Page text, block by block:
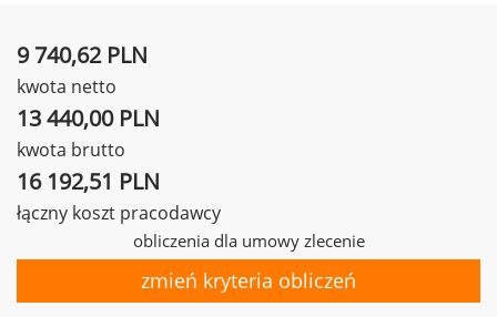
9 740,62 PLN
kwota netto
13 440,00 PLN
kwota brutto
16 192,51 PLN
łączny koszt pracodawcy
obliczenia dla umowy zlecenie
zmień kryteria obliczeń